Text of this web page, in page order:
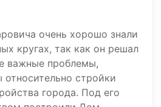
очень хорошо знали
кругах, так как он решал
важные проблемы,
стройки
города. Под его